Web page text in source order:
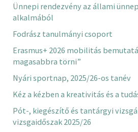
Ünnepi rendezvény az állami
alkalmából
Fodrász tanulmányi csoport
Erasmus+ 2026 mobilitás
magasabbra törni”
Nyári sportnap, 2025/26-os tanév
Kéz a kézben a kreativitás és a
Pót-, kiegészítő és tantárgyi
vizsgaidőszak 2025/26